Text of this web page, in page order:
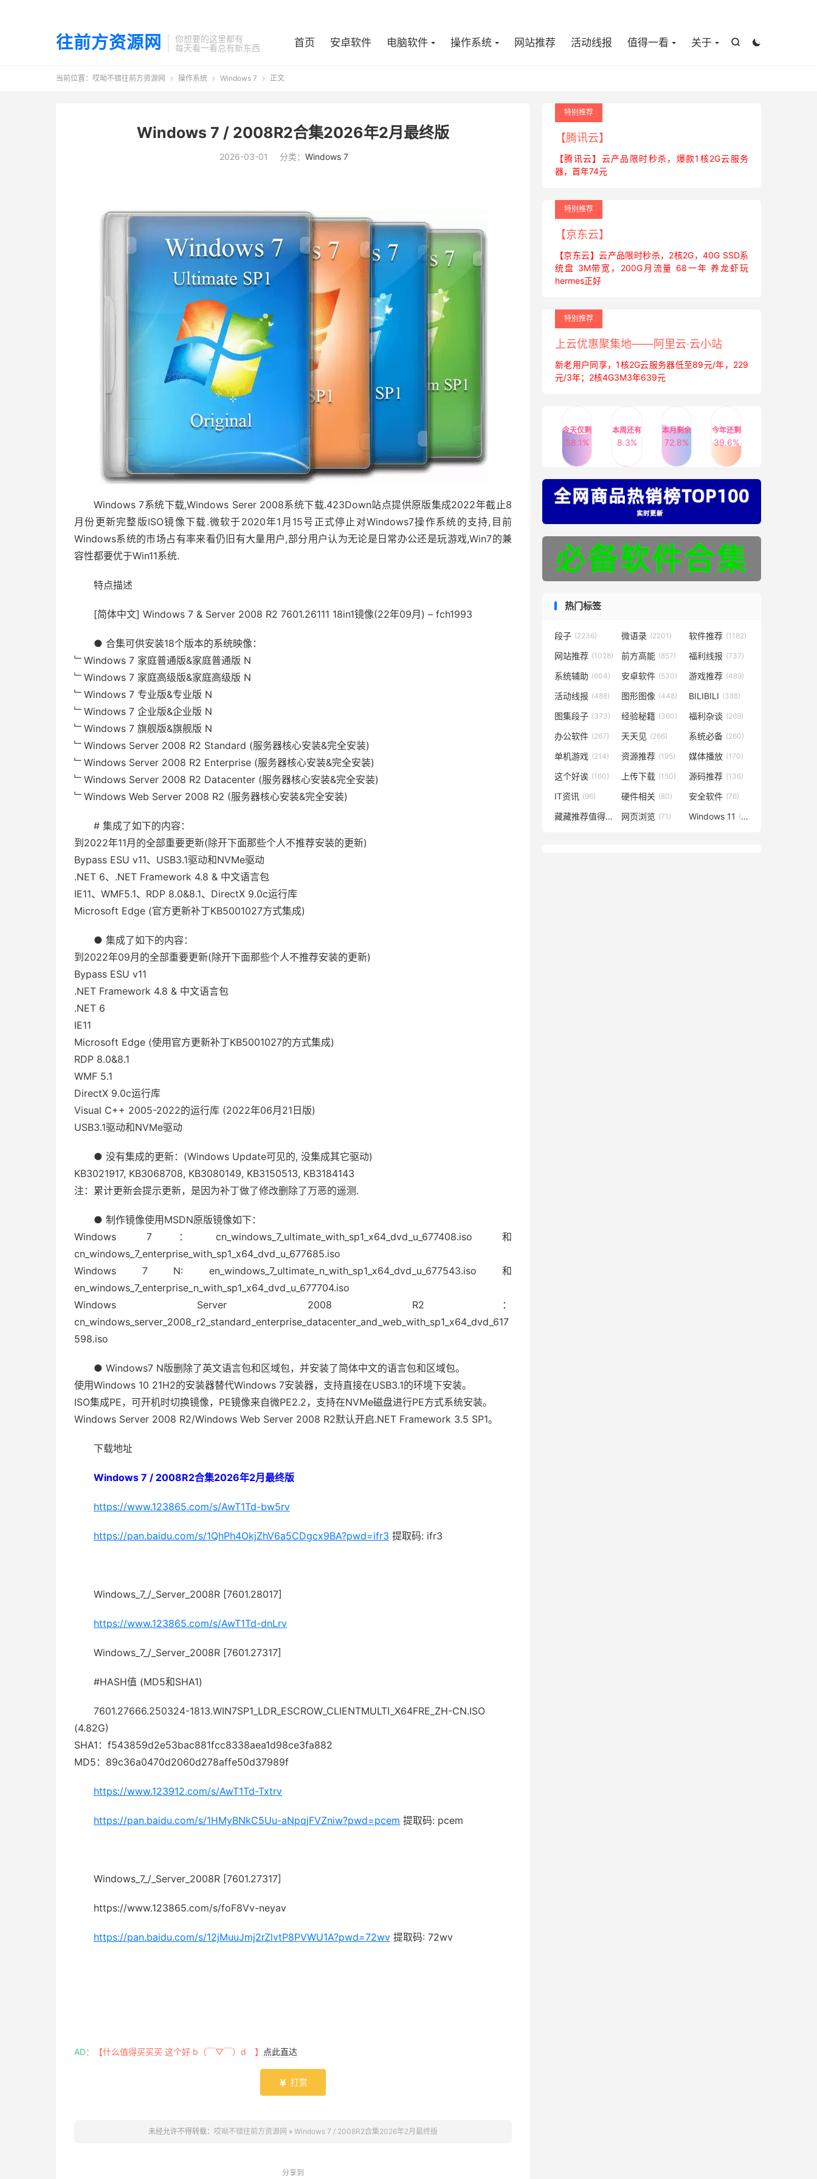
往前方资源网
你想要的这里都有
每天看一看总有新东西


首页 安卓软件 电脑软件 操作系统 网站推荐 活动线报 值得一看 关于
当前位置： 哎呦不错往前方资源网  操作系统  Windows 7  正文
Windows 7 / 2008R2合集2026年2月最终版
2026-03-01 分类： Windows 7
Windows 7系统下载,Windows Serer 2008系统下载.423Down站点提供原版集成2022年截止8
月份更新完整版ISO镜像下载.微软于2020年1月15号正式停止对Windows7操作系统的支持,目前
Windows系统的市场占有率来看仍旧有大量用户,部分用户认为无论是日常办公还是玩游戏,Win7的兼
容性都要优于Win11系统.
特点描述
[简体中文] Windows 7 & Server 2008 R2 7601.26111 18in1镜像(22年09月) – fch1993
● 合集可供安装18个版本的系统映像：
﹂Windows 7 家庭普通版&家庭普通版 N
﹂Windows 7 家庭高级版&家庭高级版 N
﹂Windows 7 专业版&专业版 N
﹂Windows 7 企业版&企业版 N
﹂Windows 7 旗舰版&旗舰版 N
﹂Windows Server 2008 R2 Standard (服务器核心安装&完全安装)
﹂Windows Server 2008 R2 Enterprise (服务器核心安装&完全安装)
﹂Windows Server 2008 R2 Datacenter (服务器核心安装&完全安装)
﹂Windows Web Server 2008 R2 (服务器核心安装&完全安装)
# 集成了如下的内容：
到2022年11月的全部重要更新(除开下面那些个人不推荐安装的更新)
Bypass ESU v11、USB3.1驱动和NVMe驱动
.NET 6、.NET Framework 4.8 & 中文语言包
IE11、WMF5.1、RDP 8.0&8.1、DirectX 9.0c运行库
Microsoft Edge (官方更新补丁KB5001027方式集成)
● 集成了如下的内容：
到2022年09月的全部重要更新(除开下面那些个人不推荐安装的更新)
Bypass ESU v11
.NET Framework 4.8 & 中文语言包
.NET 6
IE11
Microsoft Edge (使用官方更新补丁KB5001027的方式集成)
RDP 8.0&8.1
WMF 5.1
DirectX 9.0c运行库
Visual C++ 2005-2022的运行库 (2022年06月21日版)
USB3.1驱动和NVMe驱动
● 没有集成的更新：(Windows Update可见的, 没集成其它驱动)
KB3021917, KB3068708, KB3080149, KB3150513, KB3184143
注：累计更新会提示更新，是因为补丁做了修改删除了万恶的遥测.
● 制作镜像使用MSDN原版镜像如下：
Windows 7：cn_windows_7_ultimate_with_sp1_x64_dvd_u_677408.iso 和
cn_windows_7_enterprise_with_sp1_x64_dvd_u_677685.iso
Windows 7 N: en_windows_7_ultimate_n_with_sp1_x64_dvd_u_677543.iso 和
en_windows_7_enterprise_n_with_sp1_x64_dvd_u_677704.iso
Windows Server 2008 R2：
cn_windows_server_2008_r2_standard_enterprise_datacenter_and_web_with_sp1_x64_dvd_617
598.iso
● Windows7 N版删除了英文语言包和区域包，并安装了简体中文的语言包和区域包。
使用Windows 10 21H2的安装器替代Windows 7安装器，支持直接在USB3.1的环境下安装。
ISO集成PE，可开机时切换镜像，PE镜像来自微PE2.2，支持在NVMe磁盘进行PE方式系统安装。
Windows Server 2008 R2/Windows Web Server 2008 R2默认开启.NET Framework 3.5 SP1。
下载地址
Windows 7 / 2008R2合集2026年2月最终版
https://www.123865.com/s/AwT1Td-bw5rv
https://pan.baidu.com/s/1QhPh4OkjZhV6a5CDgcx9BA?pwd=ifr3 提取码: ifr3
Windows_7_/_Server_2008R [7601.28017]
https://www.123865.com/s/AwT1Td-dnLrv
Windows_7_/_Server_2008R [7601.27317]
#HASH值 (MD5和SHA1)
7601.27666.250324-1813.WIN7SP1_LDR_ESCROW_CLIENTMULTI_X64FRE_ZH-CN.ISO
(4.82G)
SHA1：f543859d2e53bac881fcc8338aea1d98ce3fa882
MD5：89c36a0470d2060d278affe50d37989f
https://www.123912.com/s/AwT1Td-Txtrv
https://pan.baidu.com/s/1HMyBNkC5Uu-aNpqjFVZniw?pwd=pcem 提取码: pcem
Windows_7_/_Server_2008R [7601.27317]
https://www.123865.com/s/foF8Vv-neyav
https://pan.baidu.com/s/12jMuuJmj2rZlvtP8PVWU1A?pwd=72wv 提取码: 72wv
AD： 【什么值得买买买 这个好 b（￣▽￣）d 】 点此直达
 打赏
未经允许不得转载： 哎呦不错往前方资源网 » Windows 7 / 2008R2合集2026年2月最终版
分享到
特别推荐
【腾讯云】
【腾讯云】云产品限时秒杀，爆款1核2G云服务
器，首年74元
特别推荐
【京东云】
【京东云】云产品限时秒杀，2核2G，40G SSD系
统盘 3M带宽，200G月流量 68一年 养龙虾玩
hermes正好
特别推荐
上云优惠聚集地——阿里云·云小站
新老用户同享，1核2G云服务器低至89元/年，229
元/3年；2核4G3M3年639元
今天仅剩
58.1%
本周还有
8.3%
本月剩余
72.8%
今年还剩
39.6%
热门标签
段子 (2236) 微语录 (2201) 软件推荐 (1182)
网站推荐 (1028) 前方高能 (857) 福利线报 (737)
系统辅助 (604) 安卓软件 (530) 游戏推荐 (489)
活动线报 (488) 图形图像 (448) BILIBILI (388)
图集段子 (373) 经验秘籍 (360) 福利杂谈 (269)
办公软件 (267) 天天见 (266) 系统必备 (260)
单机游戏 (214) 资源推荐 (195) 媒体播放 (170)
这个好诶 (160) 上传下载 (150) 源码推荐 (136)
IT资讯 (96) 硬件相关 (80) 安全软件 (76)
藏藏推荐值得一看 (73)
网页浏览 (71) Windows 11 (49)